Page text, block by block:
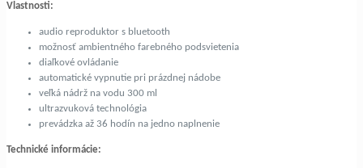
Vlastnosti:
audio reproduktor s bluetooth
možnosť ambientného farebného podsvietenia
diaľkové ovládanie
automatické vypnutie pri prázdnej nádobe
veľká nádrž na vodu 300 ml
ultrazvuková technológia
prevádzka až 36 hodín na jedno naplnenie
Technické informácie: